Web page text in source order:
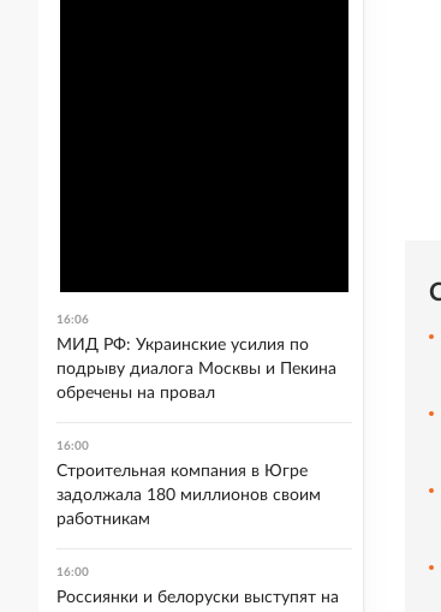
16:06
МИД РФ: Украинские усилия по
подрыву диалога Москвы и Пекина
обречены на провал
16:00
Строительная компания в Югре
задолжала 180 миллионов своим
работникам
16:00
Россиянки и белоруски выступят на